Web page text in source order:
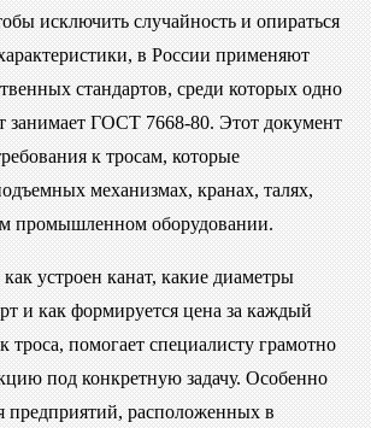
исключить случайность и опираться
в России применяют
стандартов, среди которых одно
занимает ГОСТ 7668-80. Этот документ
к тросам, которые
механизмах, кранах, талях,
промышленном оборудовании.
устроен канат, какие диаметры
и как формируется цена за каждый
троса, помогает специалисту грамотно
под конкретную задачу. Особенно
предприятий, расположенных в